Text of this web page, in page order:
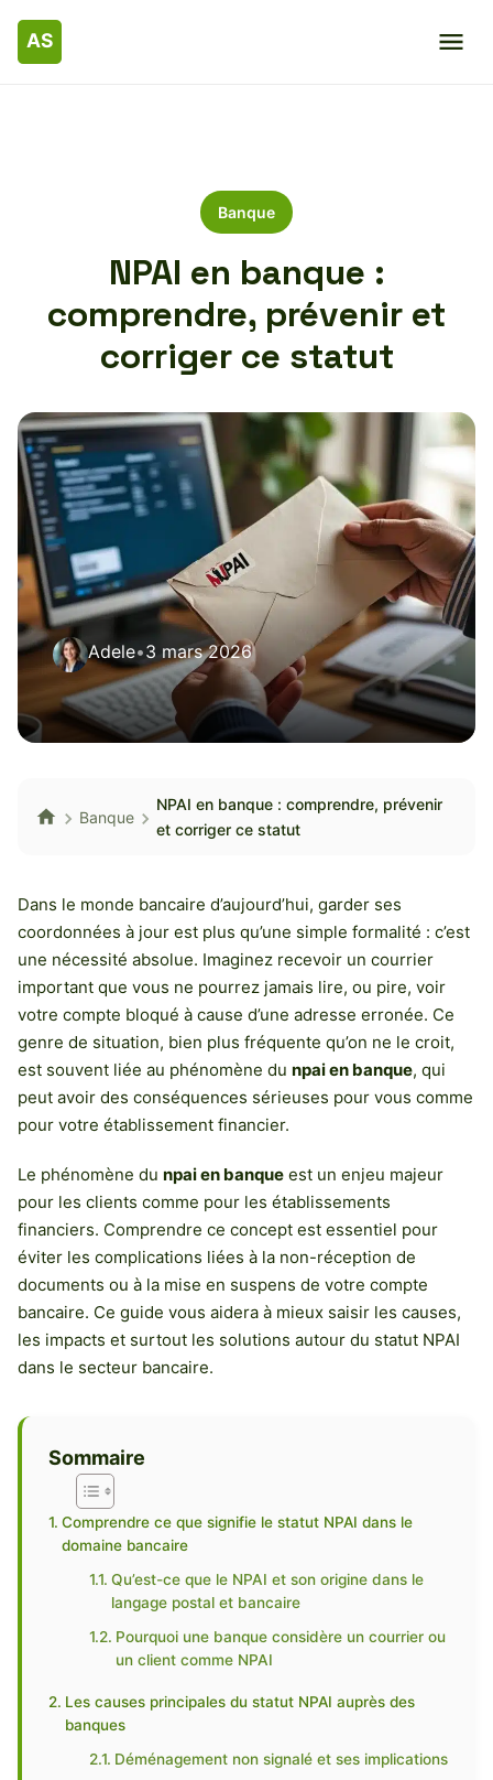
Banque
NPAI en banque :
comprendre, prévenir et
corriger ce statut
Adele•3 mars 2026
Banque
NPAI en banque : comprendre, prévenir
et corriger ce statut
Dans le monde bancaire d’aujourd’hui, garder ses
coordonnées à jour est plus qu’une simple formalité : c’est
une nécessité absolue. Imaginez recevoir un courrier
important que vous ne pourrez jamais lire, ou pire, voir
votre compte bloqué à cause d’une adresse erronée. Ce
genre de situation, bien plus fréquente qu’on ne le croit,
est souvent liée au phénomène du npai en banque, qui
peut avoir des conséquences sérieuses pour vous comme
pour votre établissement financier.
Le phénomène du npai en banque est un enjeu majeur
pour les clients comme pour les établissements
financiers. Comprendre ce concept est essentiel pour
éviter les complications liées à la non-réception de
documents ou à la mise en suspens de votre compte
bancaire. Ce guide vous aidera à mieux saisir les causes,
les impacts et surtout les solutions autour du statut NPAI
dans le secteur bancaire.
Sommaire
Comprendre ce que signifie le statut NPAI dans le
domaine bancaire
Qu’est-ce que le NPAI et son origine dans le
langage postal et bancaire
Pourquoi une banque considère un courrier ou
un client comme NPAI
Les causes principales du statut NPAI auprès des
banques
Déménagement non signalé et ses implications